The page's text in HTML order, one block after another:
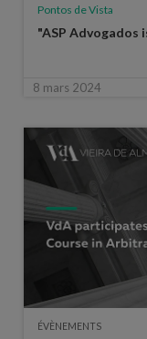
Pontos de Vista
"ASP Advogados
8 mars 2024
ÉVÈNEMENTS